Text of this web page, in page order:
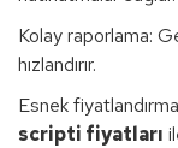
Kolay raporlama:
hızlandırır.
Esnek
scripti fiyatları